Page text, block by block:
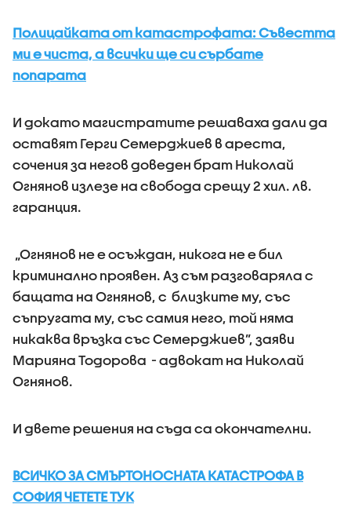
Полицайката от катастрофата: Съвестта
ми е чиста, а всички ще си сърбате
попарата
И докато магистратите решаваха дали да
оставят Герги Семерджиев в ареста,
сочения за негов доведен брат Николай
Огнянов излезе на свобода срещу 2 хил. лв.
гаранция.
„Огнянов не е осъждан, никога не е бил
криминално проявен. Аз съм разговаряла с
бащата на Огнянов, с близките му, със
съпругата му, със самия него, той няма
никаква връзка със Семерджиев”, заяви
Марияна Тодорова - адвокат на Николай
Огнянов.
И двете решения на съда са окончателни.
ВСИЧКО ЗА СМЪРТОНОСНАТА КАТАСТРОФА В
СОФИЯ ЧЕТЕТЕ ТУК